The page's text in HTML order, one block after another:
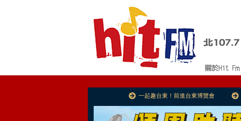
一起趣台東！前進台東博覽會